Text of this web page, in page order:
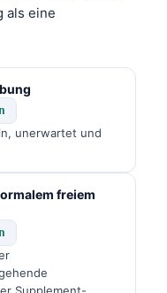
als eine
unerwartet und
freiem
Supplement-